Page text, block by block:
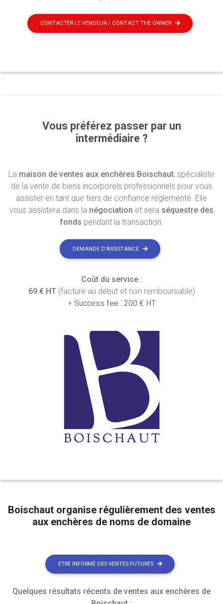
CONTACTER LE VENDEUR / CONTACT THE OWNER
Vous préférez passer par un
intermédiaire ?
La maison de ventes aux enchères Boischaut, spécialiste
de la vente de biens incorporels professionnels pour vous
assister en tant que tiers de confiance réglementé. Elle
vous assistera dans la négociation et sera séquestre des
fonds pendant la transaction.
DEMANDE D'ASSISTANCE
Coût du service :
69 € HT(facturé au début et non remboursable)
+ Success fee : 200 € HT
Boischaut organise régulièrement des ventes
aux enchères de noms de domaine
ETRE INFORMÉ DES VENTES FUTURES
Quelques résultats récents de ventes aux enchères de